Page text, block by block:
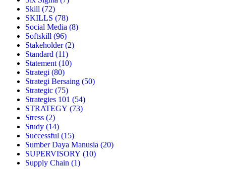
Skill (72)
SKILLS (78)
Social Media (8)
Softskill (96)
Stakeholder(2)
Standard (11)
Statement (10)
Strategi (80)
Strategi Bersaing (50)
Strategic (75)
Strategies 101 (54)
STRATEGY (73)
Stress (2)
Study (14)
Successful (15)
Sumber Daya Manusia (20)
SUPERVISORY (10)
Supply Chain (1)